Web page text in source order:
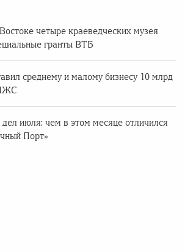
четыре краеведческих музея
гранты ВТБ
среднему и малому бизнесу 10 млрд
июля: чем в этом месяце отличился
Порт»